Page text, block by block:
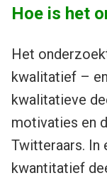
Hoe is het
Het
kwalitatief –
kwalitatieve
motivaties en
Twitteraars. In
kwantitatief